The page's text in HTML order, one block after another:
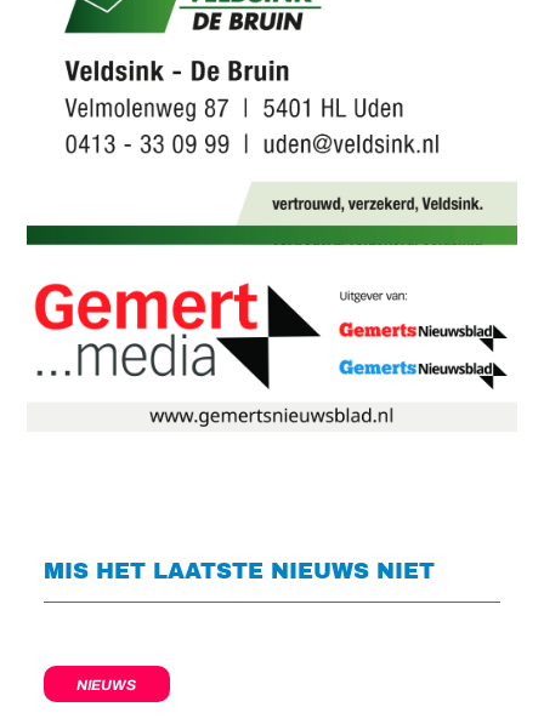
MIS HET LAATSTE NIEUWS NIET
NIEUWS